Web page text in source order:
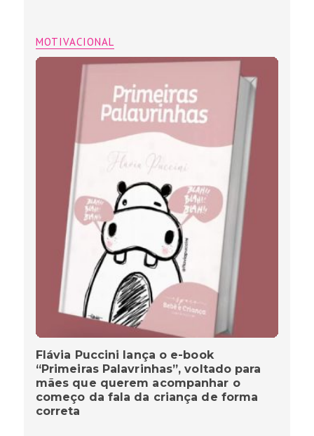
MOTIVACIONAL
Flávia Puccini lança o e-book
“Primeiras Palavrinhas”, voltado para
mães que querem acompanhar o
começo da fala da criança de forma
correta